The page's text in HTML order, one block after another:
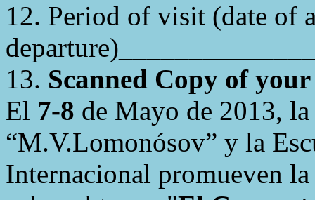
12. Period of visit (date of
departure)_
13. Scanned Copy of
El 7-8 de Mayo de 2013,
“M.V.Lomonósov” y la
Internacional promueven